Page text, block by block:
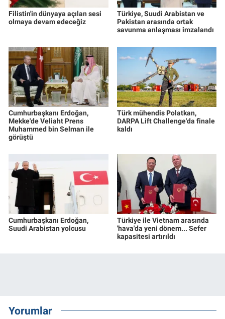
Filistin'in dünyaya açılan sesi
olmaya devam edeceğiz
Türkiye, Suudi Arabistan ve
Pakistan arasında ortak
savunma anlaşması imzalandı
Cumhurbaşkanı Erdoğan,
Mekke'de Veliaht Prens
Muhammed bin Selman ile
görüştü
Türk mühendis Polatkan,
DARPA Lift Challenge'da finale
kaldı
Cumhurbaşkanı Erdoğan,
Suudi Arabistan yolcusu
Türkiye ile Vietnam arasında
'hava'da yeni dönem... Sefer
kapasitesi artırıldı
Yorumlar